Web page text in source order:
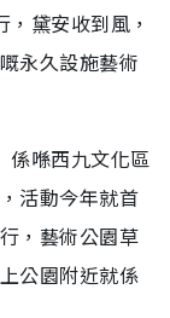
黛安收到風，
永久設施藝術
係喺西九文化區
活動今年就首
，藝術公園草
公園附近就係